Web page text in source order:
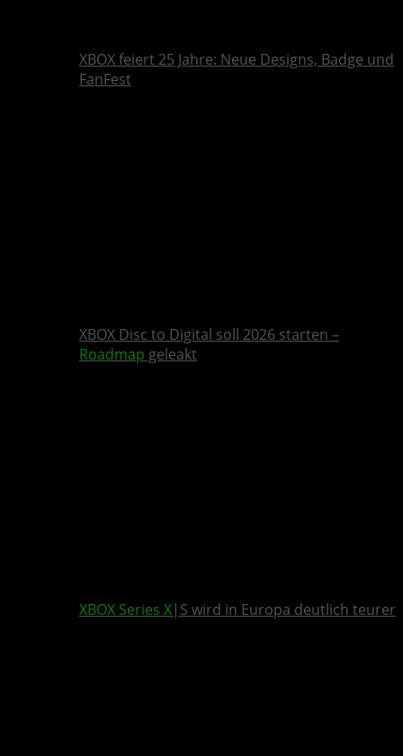
XBOX feiert 25 Jahre: Neue Designs, Badge und
FanFest
XBOX Disc to Digital soll 2026 starten –
Roadmap geleakt
XBOX Series X|S wird in Europa deutlich teurer